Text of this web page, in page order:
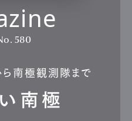
580
ら南極観測隊まで
南極